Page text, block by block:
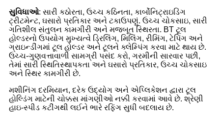
સુવિધાઓ: સારી કઠોરતા, ઉચ્ચ કઠિનતા, કાર્બોનિટ્રાઇડિંગ
ટ્રીટમેન્ટ, ઘસારો પ્રતિકાર અને ટકાઉપણું. ઉચ્ચ ચોકસાઇ, સારી
ગતિશીલ સંતુલન કામગીરી અને મજબૂત સ્થિરતા. BT ટૂલ
હોલ્ડરનો ઉપયોગ મુખ્યત્વે ડ્રિલિંગ, મિલિંગ, રીમિંગ, ટેપિંગ અને
ગ્રાઇન્ડીંગમાં ટૂલ હોલ્ડર અને ટૂલને ક્લેમ્પિંગ કરવા માટે થાય છે.
ઉચ્ચ-ગુણવત્તાવાળી સામગ્રી પસંદ કરો, ગરમીની સારવાર પછી,
તેમાં સારી સ્થિતિસ્થાપકતા અને ઘસારો પ્રતિકાર, ઉચ્ચ ચોકસાઇ
અને સ્થિર કામગીરી છે.
મશીનિંગ દરમિયાન, દરેક ઉદ્યોગ અને એપ્લિકેશન દ્વારા ટૂલ
હોલ્ડિંગ માટેની ચોક્કસ માંગણીઓ નક્કી કરવામાં આવે છે. શ્રેણી
હાઇ-સ્પીડ કટીંગથી લઈને ભારે રફિંગ સુધી બદલાય છે.